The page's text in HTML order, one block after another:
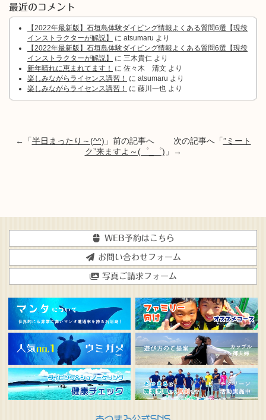
最近のコメント
【2022年最新版】石垣島体験ダイビング情報よくある質問6選【現役
インストラクターが解説】
に atsumaru より
【2022年最新版】石垣島体験ダイビング情報よくある質問6選【現役
インストラクターが解説】
に 三木貴仁 より
新年晴れに恵まれてます！
に 佐々木 清文 より
楽しみながらライセンス講習！
に atsumaru より
楽しみながらライセンス講習！
に 藤川一也 より
←「半日まったり～(^^) 」前の記事へ 次の記事へ「”ミート
ク”来ますよ～(゜_゜) 」→
WEB予約はこちら
お問い合わせフォーム
写真ご請求フォーム